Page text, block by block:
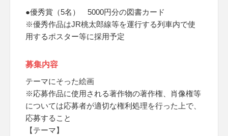
●優秀賞（5名） 5000円分の図書カード
※優秀作品はJR桃太郎線等を運行する列車内で使
用するポスター等に採用予定
募集内容
テーマにそった絵画
※応募作品に使用される著作物の著作権、肖像権等
については応募者が適切な権利処理を行った上で、
応募すること
【テーマ】